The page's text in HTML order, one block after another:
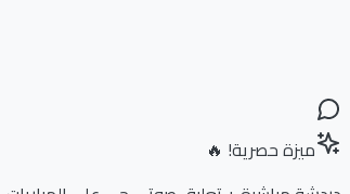
ميزة حصرية! 🔥